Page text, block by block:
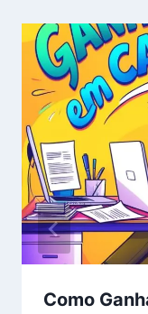
Como